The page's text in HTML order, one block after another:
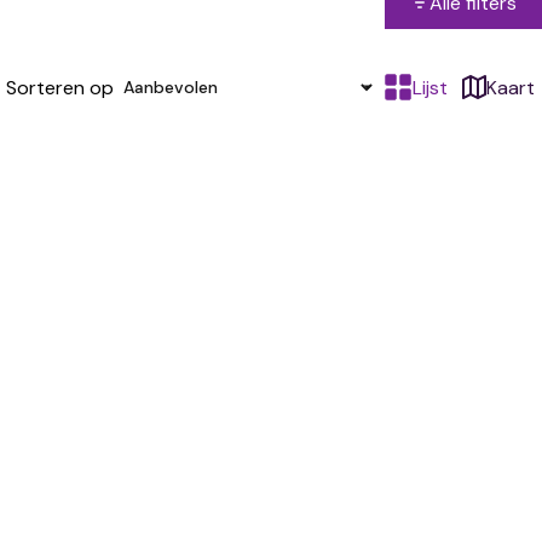
Sorteren op Lijst Kaart